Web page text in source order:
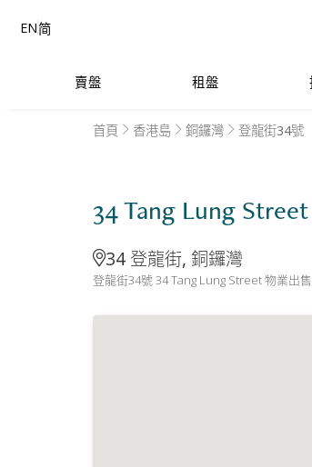
賣盤 租盤
EN简
首頁 香港島 銅鑼灣 登龍街34號
34 Tang Lung
34 登龍街, 銅鑼灣
登龍街34號 34 Tang Lung Street 物業出